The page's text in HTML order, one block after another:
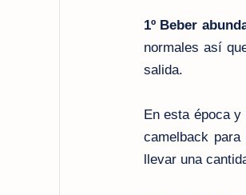
1º Beber
normales así
salida.
En esta época
camelback
llevar una